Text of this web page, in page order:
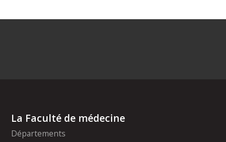
La Faculté de médecine
Départements